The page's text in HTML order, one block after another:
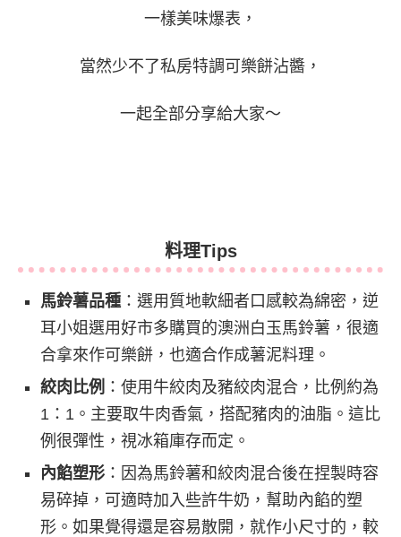
一樣美味爆表，
當然少不了私房特調可樂餅沾醬，
一起全部分享給大家～
料理Tips
馬鈴薯品種 ：選用質地軟細者口感較為綿密，逆
耳小姐選用好市多購買的澳洲白玉馬鈴薯，很適
合拿來作可樂餅，也適合作成薯泥料理。
絞肉比例 ：使用牛絞肉及豬絞肉混合，比例約為
1：1。主要取牛肉香氣，搭配豬肉的油脂。這比
例很彈性，視冰箱庫存而定。
內餡塑形 ：因為馬鈴薯和絞肉混合後在捏製時容
易碎掉，可適時加入些許牛奶，幫助內餡的塑
形。如果覺得還是容易散開，就作小尺寸的，較